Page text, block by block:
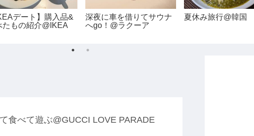
祥寺】美味しいパン
んのフレンチ
グリーンルームの持ち
物・服装は？
【新宿】ラーメンを
食べて遊ぶ@GUCCI LOVE PARADE